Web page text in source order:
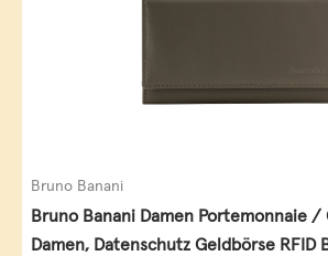
Bruno Banani
Bruno Banani Damen Portemonnaie
Damen, Datenschutz Geldbörse RFID